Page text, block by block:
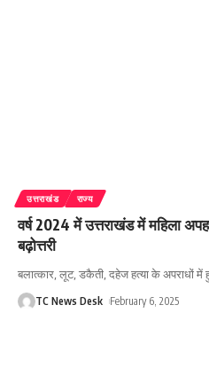
उत्तराखंड राज्य
वर्ष 2024 में उत्तराखंड में महिला
बढ़ोत्तरी
बलात्कार, लूट, डकैती, दहेज हत्या के अपराधों में
TC News Desk February 6, 2025